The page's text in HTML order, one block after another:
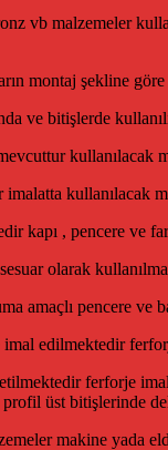
vb malzemeler
montaj şekline göre
ve bitişlerde
kullanılacak
kullanılacak
kapı , pencere ve
olarak
pencere ve
edilmektedir
ferforje
üst bitişlerinde
makine yada